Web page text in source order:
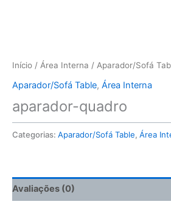
Início / Área Interna / Aparador/Sofá
Aparador/Sofá Table, Área Interna
aparador-quadro
Categorias: Aparador/Sofá Table, Área
Avaliações (0)